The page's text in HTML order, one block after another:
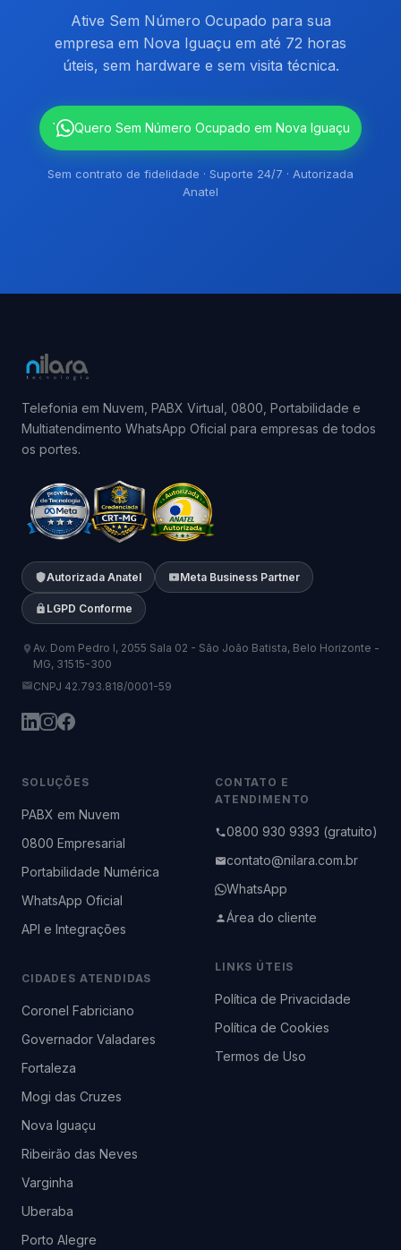
Ative Sem Número Ocupado para sua
empresa em Nova Iguaçu em até 72 horas
úteis, sem hardware e sem visita técnica.
` Quero Sem Número Ocupado em Nova Iguaçu
Sem contrato de fidelidade · Suporte 24/7 · Autorizada
Anatel
Telefonia em Nuvem, PABX Virtual, 0800, Portabilidade e
Multiatendimento WhatsApp Oficial para empresas de todos
os portes.
Autorizada Anatel Meta Business Partner
LGPD Conforme
Av. Dom Pedro I, 2055 Sala 02 - São João Batista, Belo Horizonte -
MG, 31515-300
CNPJ 42.793.818/0001-59
SOLUÇÕES
PABX em Nuvem
0800 Empresarial
Portabilidade Numérica
WhatsApp Oficial
API e Integrações
CIDADES ATENDIDAS
Coronel Fabriciano
Governador Valadares
Fortaleza
Mogi das Cruzes
Nova Iguaçu
Ribeirão das Neves
Varginha
Uberaba
Porto Alegre
CONTATO E
ATENDIMENTO
0800 930 9393 (gratuito)
contato@nilara.com.br
WhatsApp
Área do cliente
LINKS ÚTEIS
Política de Privacidade
Política de Cookies
Termos de Uso